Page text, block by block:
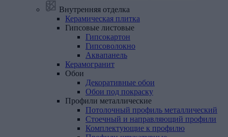
Внутренняя отделка
Керамическая плитка
Гипсовые листовые
Гипсокартон
Гипсоволокно
Аквапанель
Керамогранит
Обои
Декоративные обои
Обои под покраску
Профили металлические
Потолочный профиль металлический
Стоечный и направляющий профили
Комплектующие к профилю